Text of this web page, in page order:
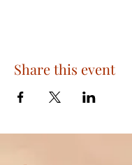
Share this event